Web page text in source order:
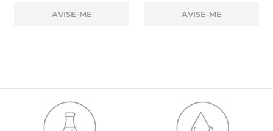
AVISE-ME AVISE-ME